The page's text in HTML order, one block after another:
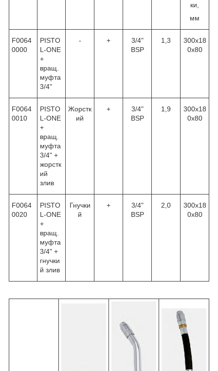
ки,
мм
F0064
0000
PISTO
L-ONE
+
вращ.
муфта
3/4"
- +
3/4"
BSP
1,3
300х18
0х80
F0064
0010
PISTO
L-ONE
+
вращ.
муфта
3/4" +
жорстк
ий
злив
Жорстк
ий
+
3/4"
BSP
1,9
300х18
0х80
F0064
0020
PISTO
L-ONE
+
вращ.
муфта
3/4" +
гнучки
й злив
Гнучки
й
+
3/4"
BSP
2,0
300х18
0х80